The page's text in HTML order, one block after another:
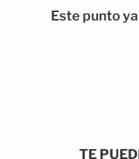
Este punto
TE